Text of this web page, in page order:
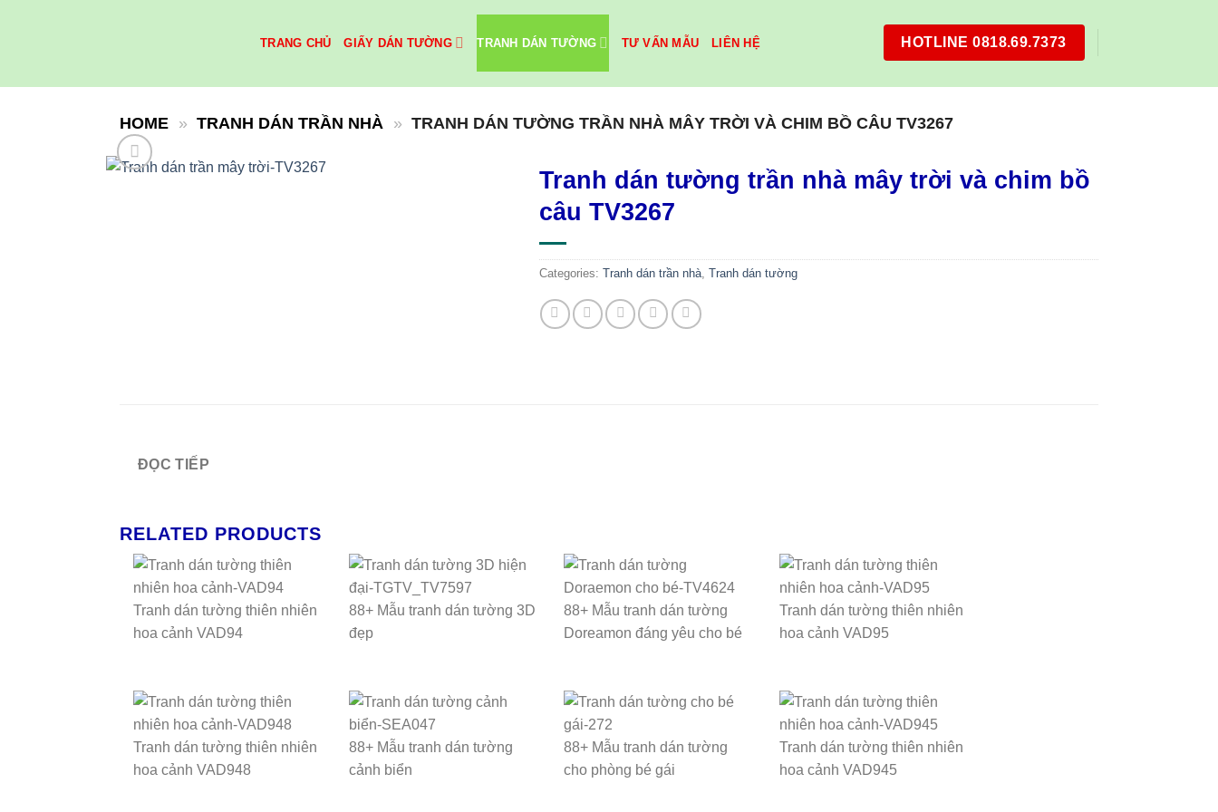
TRANG CHỦ GIẤY DÁN TƯỜNG TRANH DÁN TƯỜNG TƯ VẤN MẪU LIÊN HỆ HOTLINE 0818.69.7373
HOME » TRANH DÁN TRẦN NHÀ » TRANH DÁN TƯỜNG TRẦN NHÀ MÂY TRỜI VÀ CHIM BỒ CÂU TV3267
Tranh dán tường trần nhà mây trời và chim bồ
câu TV3267
Categories: Tranh dán trần nhà, Tranh dán tường
ĐỌC TIẾP
RELATED PRODUCTS
Tranh dán tường thiên nhiên
hoa cảnh VAD94
88+ Mẫu tranh dán tường 3D
đẹp
88+ Mẫu tranh dán tường
Doreamon đáng yêu cho bé
Tranh dán tường thiên nhiên
hoa cảnh VAD95
Tranh dán tường thiên nhiên
hoa cảnh VAD948
88+ Mẫu tranh dán tường
cảnh biển
88+ Mẫu tranh dán tường
cho phòng bé gái
Tranh dán tường thiên nhiên
hoa cảnh VAD945